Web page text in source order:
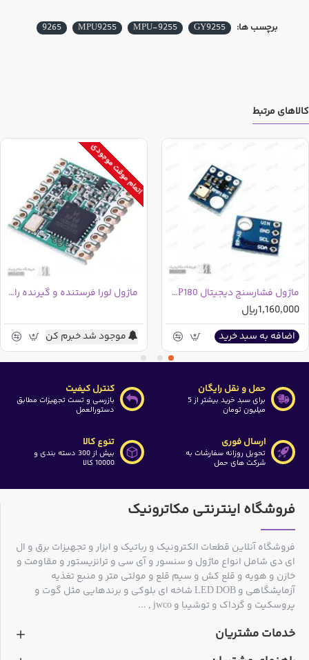
ارتباط از طریقSPIبا حداکثر سرعت 1 MHz
برچسب ها: GY9255
MPU-9255
MPU9255
9265
کالاهای مرتبط
ماژول فشارسنج دیجیتال BMP180
1,160,000ریال
اضافه به سبد خرید
اتمام موقت موجودی
ماژول لورا فرستنده و گیرنده رادیویی برد بالا RFM95W 915MHz
موجود شد خبرم کن
حمل و نقل رایگان
برای سبد خرید بیشتر از 5
میلیون تومان
کنترل کیفیت
بازرسی و تست تجهیزات مطابق
دستورالعمل
ارسال فوری
تحویل روزانه سفارشات به
شرکت های حمل
تنوع کالا
بیش از 300 دسته بندی و
10000 کالا
فروشگاه اینترنتی مکاترونیک
فروشگاه آنلاین قطعات الکترونیک و رباتیک و ابزار و تجهیزات برق و ال
ای دی شامل انواع ماژول و سنسور و آی سی و ترانزیستور و مقاومت و
خازن و هویه و قلع کش و سیم قلع و مولتی متر و منبع تغذیه
آزمایشگاهی و LED DOB شاخه ای بلوکی و برندهایی مثل گوت و
پروسکیت و گرداک و توشیبا و jwco , ...
خدمات مشتریان